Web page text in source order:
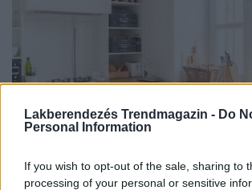
Lakberendezés Trendmagazin - Do
Personal Information
If you wish to opt-out of the sale, sharing to
processing of your personal or sensitive